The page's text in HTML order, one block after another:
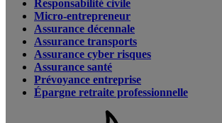
Responsabilité civile
Micro-entrepreneur
Assurance décennale
Assurance transports
Assurance cyber risques
Assurance santé
Prévoyance entreprise
Épargne retraite professionnelle